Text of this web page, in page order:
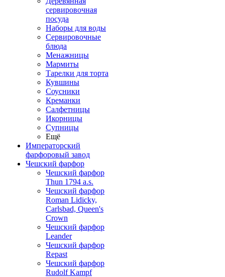
сервировочная
посуда
Наборы для воды
Сервировочные
блюда
Менажницы
Мармиты
Тарелки для торта
Кувшины
Соусники
Креманки
Салфетницы
Икорницы
Супницы
Ещё
Императорский
фарфоровый завод
Чешский фарфор
Чешский фарфор
Thun 1794 a.s.
Чешский фарфор
Roman Lidicky,
Carlsbad, Queen's
Crown
Чешский фарфор
Leander
Чешский фарфор
Repast
Чешский фарфор
Rudolf Kampf